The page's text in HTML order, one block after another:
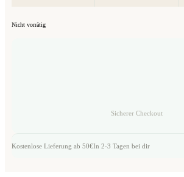
Nicht vorrätig
Sicherer Checkout
Kostenlose Lieferung ab 50€In 2-3 Tagen bei dir